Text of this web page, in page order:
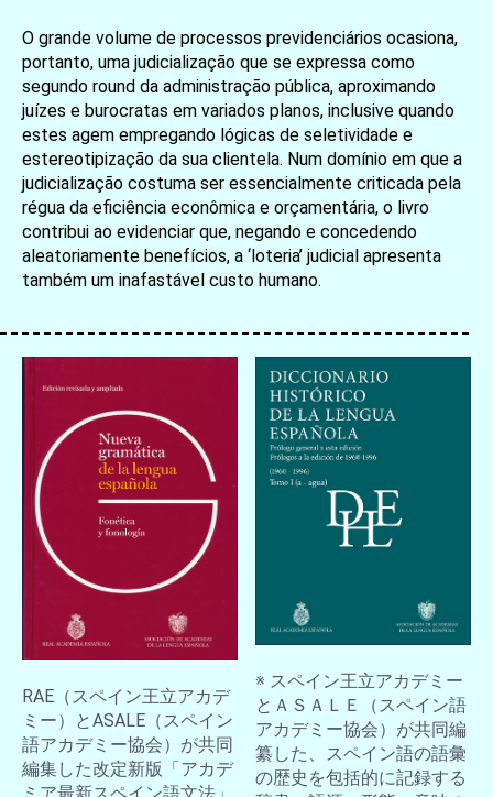
O grande volume de processos previdenciários ocasiona,
portanto, uma judicialização que se expressa como
segundo round da administração pública, aproximando
juízes e burocratas em variados planos, inclusive quando
estes agem empregando lógicas de seletividade e
estereotipização da sua clientela. Num domínio em que a
judicialização costuma ser essencialmente criticada pela
régua da eficiência econômica e orçamentária, o livro
contribui ao evidenciar que, negando e concedendo
aleatoriamente benefícios, a ‘loteria’ judicial apresenta
também um inafastável custo humano.
RAE（スペイン王立アカデ
ミー）とASALE（スペイン
語アカデミー協会）が共同
編集した改定新版「アカデ
※ スペイン王立アカデミー
とＡＳＡＬＥ（スペイン語
アカデミー協会）が共同編
纂した、スペイン語の語彙
の歴史を包括的に記録する